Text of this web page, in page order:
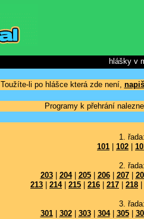
hlášky v
Toužíte-li po hlášce která zde není,
Programy k přehrání
1.
101
102
2.
203| 204| 205| 206| 207|
213
214| 215 216 217 218
3.
301| 302| 303| 304| 305|